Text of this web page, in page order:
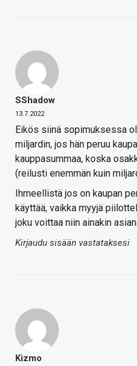
SShadow
13.7.2022
Eikös siinä sopimuksessa
miljardin, jos hän peruu
kauppasummaa, koska
(reilusti enemmän kuin
Ihmeellistä jos on kaupan
käyttää, vaikka myyjä
joku voittaa niin ainakin
Kirjaudu sisään vastataksesi
Kizmo